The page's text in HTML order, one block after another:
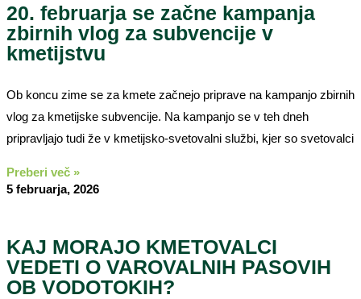
20. februarja se začne kampanja
zbirnih vlog za subvencije v
kmetijstvu
Ob koncu zime se za kmete začnejo priprave na kampanjo zbirnih
vlog za kmetijske subvencije. Na kampanjo se v teh dneh
pripravljajo tudi že v kmetijsko-svetovalni službi, kjer so svetovalci
Preberi več »
5 februarja, 2026
KAJ MORAJO KMETOVALCI
VEDETI O VAROVALNIH PASOVIH
OB VODOTOKIH?